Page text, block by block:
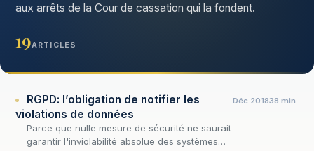
aux arrêts de la Cour de cassation qui la fondent.
19ARTICLES
RGPD: l’obligation de notifier les
violations de données
Parce que nulle mesure de sécurité ne saurait
garantir l'inviolabilité absolue des systèmes
Déc 201838 min